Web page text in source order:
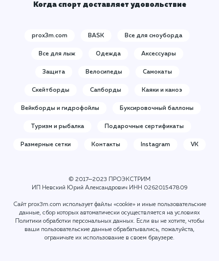
Когда спорт доставляет удовольствие
prox3m.com BASK Все для сноуборда
Все для лыж Одежда Аксессуары
Защита Велосипеды Самокаты
Скейтборды Сапборды Каяки и каноэ
Вейкборды и гидрофойлы Буксировочный баллоны
Туризм и рыбалка Подарочные сертификаты
Размерные сетки Контакты Instagram VK
© 2017—2023 ПРОЭКСТРИМ
ИП Невский Юрий Александрович ИНН 026201547809
Сайт prox3m.com использует файлы «cookie» и иные пользовательские
данные, сбор которых автоматически осуществляется на условиях
Политики обработки персональных данных. Если вы не хотите, чтобы
ваши пользовательские данные обрабатывались, пожалуйста,
ограничьте их использование в своем браузере.